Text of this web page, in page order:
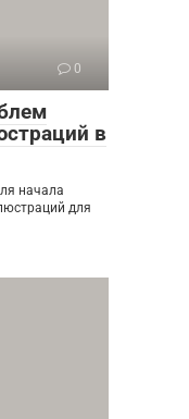
0
в
начала
для